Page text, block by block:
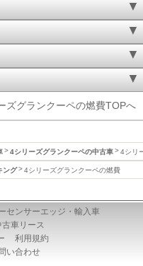
ズグランクーペの燃費TOPへ
4シリーズグランクーペの中古車 4シリ
ング 4シリーズグランクーペの燃費
センサーエッジ・輸入車
古車リース
利用規約
い合わせ